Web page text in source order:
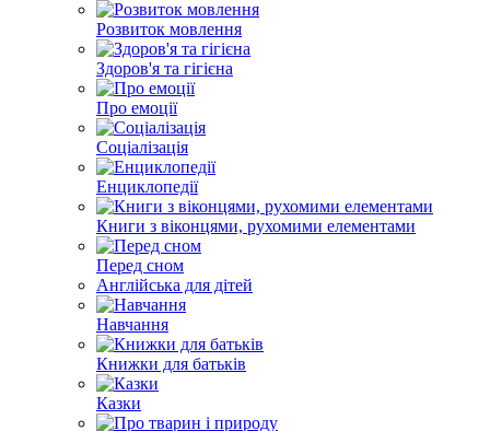
Розвиток мовлення
Здоров'я та гігієна
Про емоції
Соціалізація
Енциклопедії
Книги з віконцями, рухомими елементами
Перед сном
Англійська для дітей
Навчання
Книжки для батьків
Казки